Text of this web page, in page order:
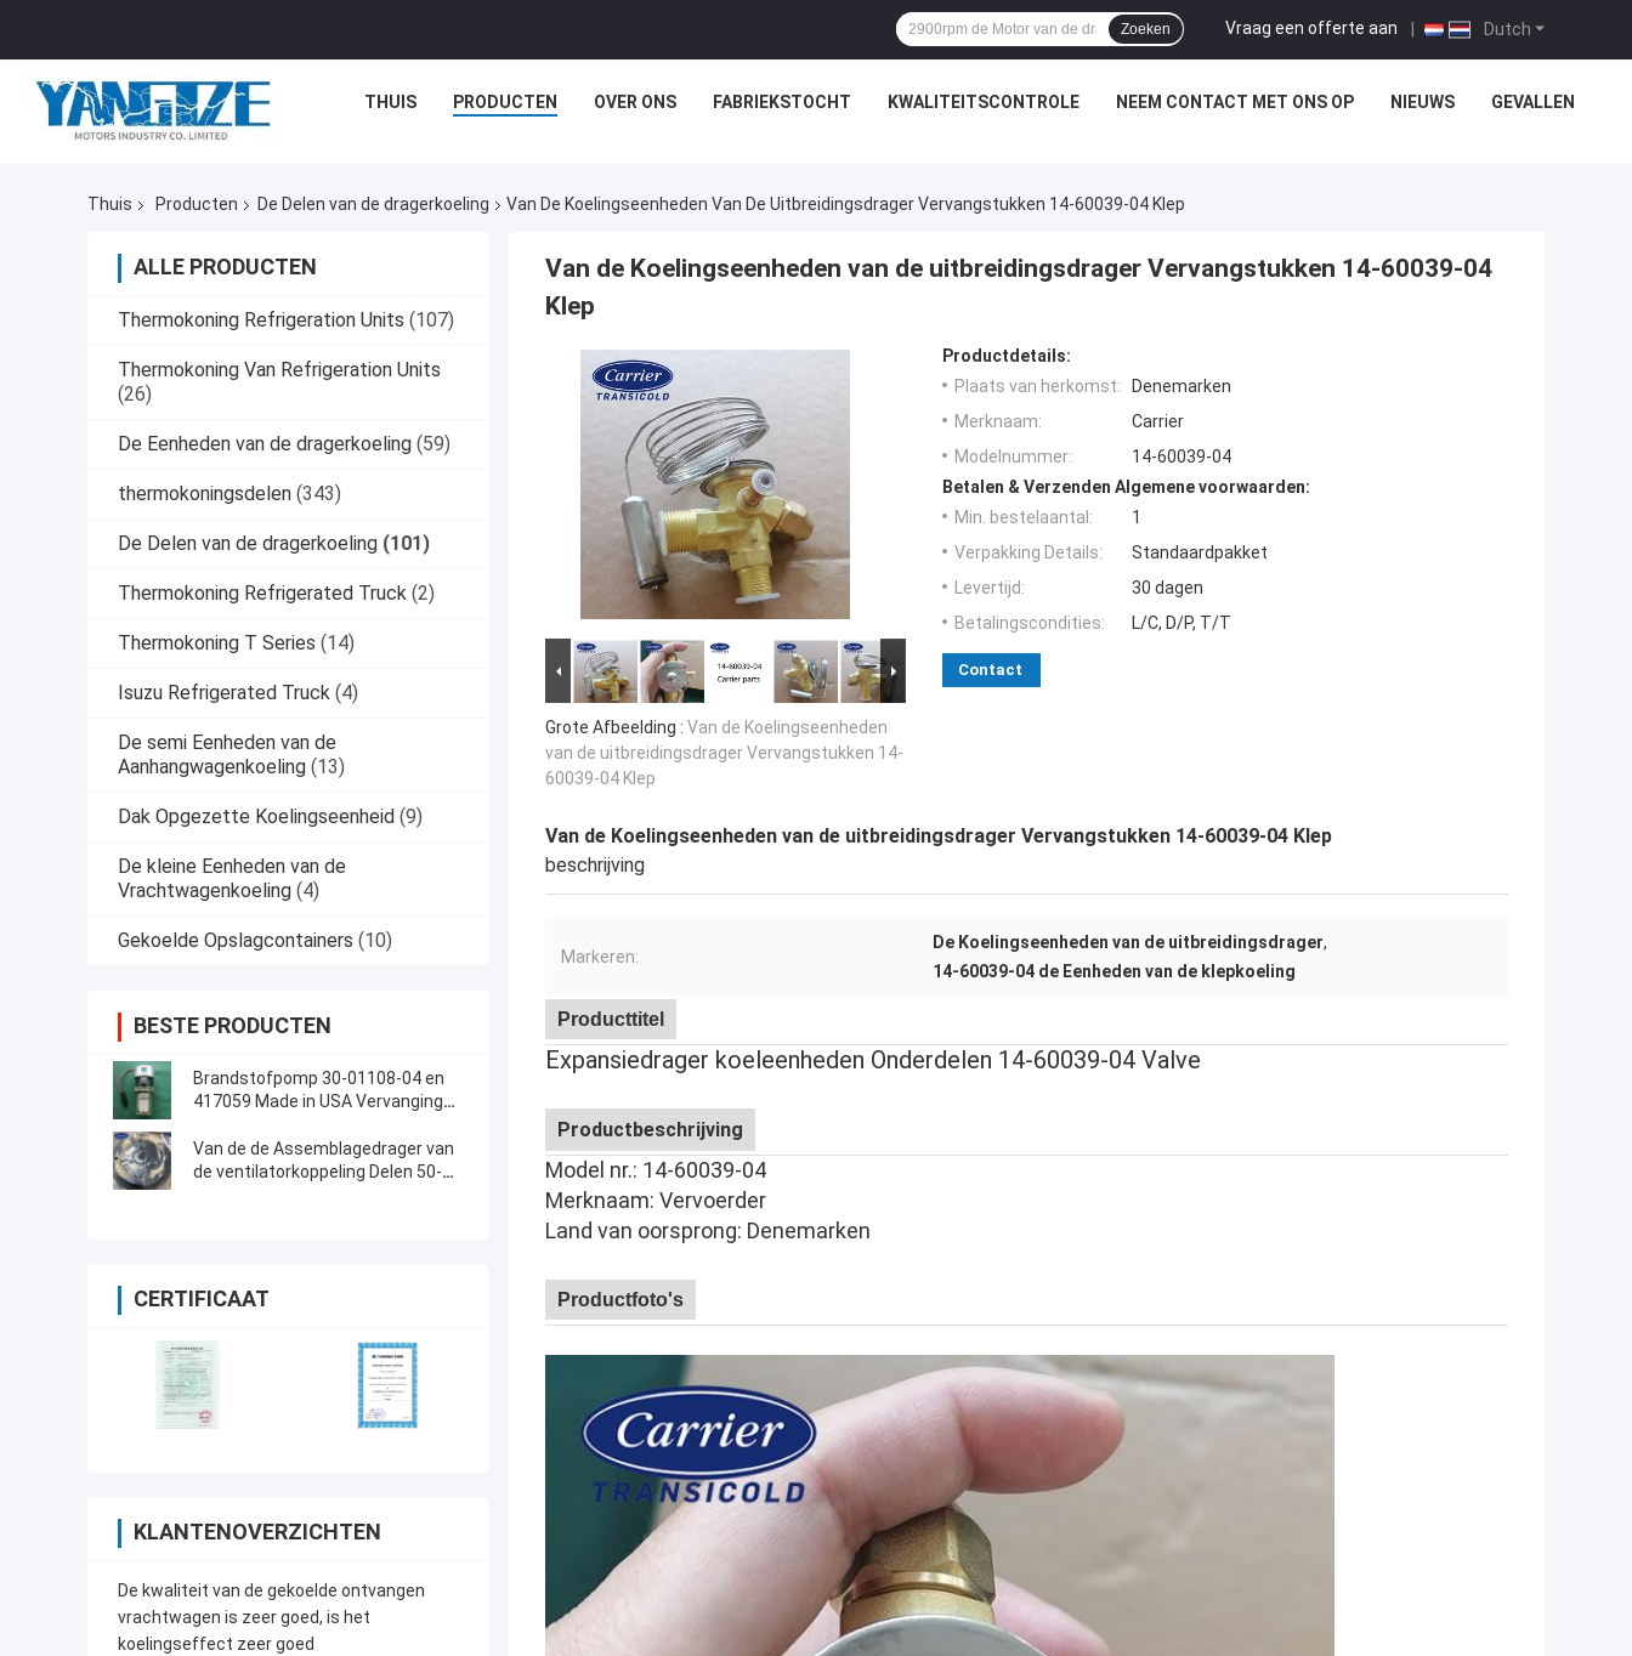
Dutch
Vraag een offerte aan |
Zoeken
THUIS PRODUCTEN OVER ONS FABRIEKSTOCHT KWALITEITSCONTROLE NEEM CONTACT MET ONS OP NIEUWS GEVALLEN
Thuis Producten De Delen van de dragerkoeling Van De Koelingseenheden Van De Uitbreidingsdrager Vervangstukken 14-60039-04 Klep
ALLE PRODUCTEN
Thermokoning Refrigeration Units (107)
Thermokoning Van Refrigeration Units
(26)
De Eenheden van de dragerkoeling (59)
thermokoningsdelen (343)
De Delen van de dragerkoeling (101)
Thermokoning Refrigerated Truck (2)
Thermokoning T Series (14)
Isuzu Refrigerated Truck (4)
De semi Eenheden van de
Aanhangwagenkoeling (13)
Dak Opgezette Koelingseenheid (9)
De kleine Eenheden van de
Vrachtwagenkoeling (4)
Gekoelde Opslagcontainers (10)
BESTE PRODUCTEN
Brandstofpomp 30-01108-04 en
417059 Made in USA Vervanging
Van de de Assemblagedrager van
de ventilatorkoppeling Delen 50-
CERTIFICAAT
KLANTENOVERZICHTEN
De kwaliteit van de gekoelde ontvangen
vrachtwagen is zeer goed, is het
koelingseffect zeer goed
Van de Koelingseenheden van de uitbreidingsdrager Vervangstukken 14-60039-04
Klep
Grote Afbeelding : Van de Koelingseenheden
van de uitbreidingsdrager Vervangstukken 14-
60039-04 Klep
Productdetails:
Plaats van herkomst:
Denemarken
Merknaam:
Carrier
Modelnummer:
14-60039-04
Betalen & Verzenden Algemene voorwaarden:
Min. bestelaantal:
1
Verpakking Details:
Standaardpakket
Levertijd:
30 dagen
Betalingscondities:
L/C, D/P, T/T
Contact
Van de Koelingseenheden van de uitbreidingsdrager Vervangstukken 14-60039-04 Klep
beschrijving
Markeren:
De Koelingseenheden van de uitbreidingsdrager,
14-60039-04 de Eenheden van de klepkoeling
Producttitel
Expansiedrager koeleenheden Onderdelen 14-60039-04 Valve
Productbeschrijving
Model nr.: 14-60039-04
Merknaam: Vervoerder
Land van oorsprong: Denemarken
Productfoto's